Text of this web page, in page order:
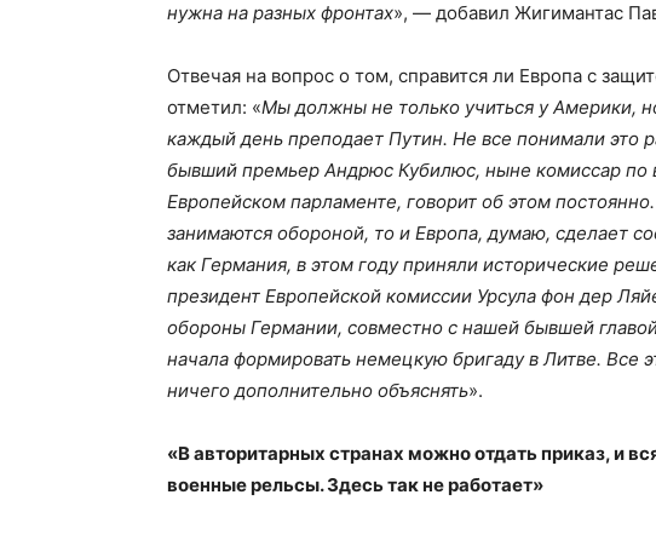
нужна на разных фронтах», — добавил Жигимантас
Отвечая на вопрос о том, справится ли Европа с
отметил: «Мы должны не только учиться у Америки,
каждый день преподает Путин. Не все понимали это
бывший премьер Андрюс Кубилюс, ныне комиссар по
Европейском парламенте, говорит об этом
занимаются обороной, то и Европа, думаю, сделает
как Германия, в этом году приняли исторические
президент Европейской комиссии Урсула фон дер
обороны Германии, совместно с нашей бывшей
начала формировать немецкую бригаду в Литве. Все
ничего дополнительно объяснять».
«В авторитарных странах можно отдать приказ, и
военные рельсы. Здесь так не работает»